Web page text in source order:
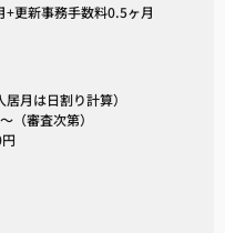
+更新事務手数料0.5ヶ月
月は日割り計算）
審査次第）